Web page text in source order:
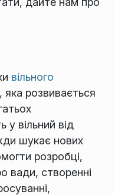
вільного
, яка розвивається
у вільний від
шукає нових
розробці,
вади, створенні